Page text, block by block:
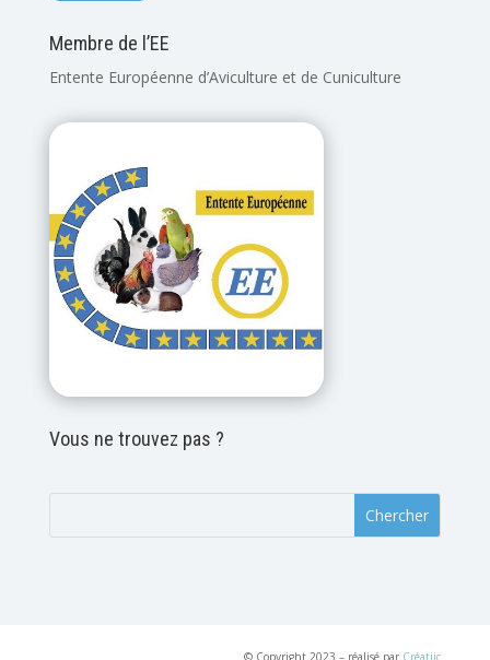
Membre de l’EE
Entente Européenne d’Aviculture et de Cuniculture
Vous ne trouvez pas ?